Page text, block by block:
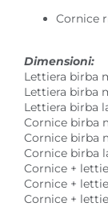
Cornice
Dimensioni:
Lettiera birba
Lettiera birba
Lettiera birba
Cornice birba
Cornice birba
Cornice birba
Cornice +
Cornice +
Cornice +